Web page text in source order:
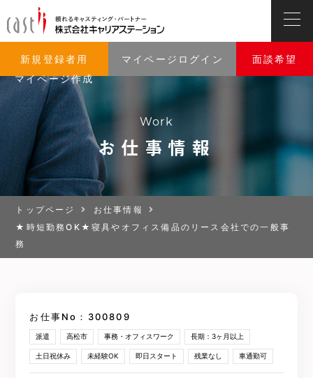
新規登録者用
マイページ作成
マイページログイン 面談希望
Work
お仕事情報
トップページ
お仕事情報
★時短勤務OK★寝具やオフィス備品のリース会社での一般事
務
お仕事No：300809
派遣 高松市 事務・オフィスワーク 長期：3ヶ月以上
土日祝休み 未経験OK 即日スタート 残業なし 車通勤可